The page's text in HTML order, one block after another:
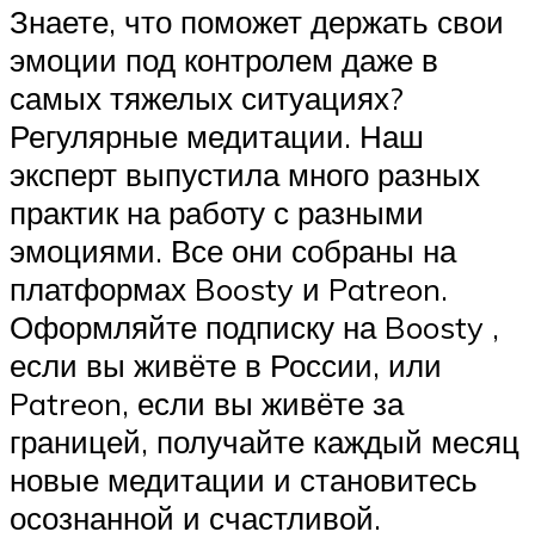
Знаете, что поможет держать свои
эмоции под контролем даже в
самых тяжелых ситуациях?
Регулярные медитации. Наш
эксперт выпустила много разных
практик на работу с разными
эмоциями. Все они собраны на
платформах Boosty и Patreon.
Оформляйте подписку на Boosty ,
если вы живёте в России, или
Patreon, если вы живёте за
границей, получайте каждый месяц
новые медитации и становитесь
осознанной и счастливой.